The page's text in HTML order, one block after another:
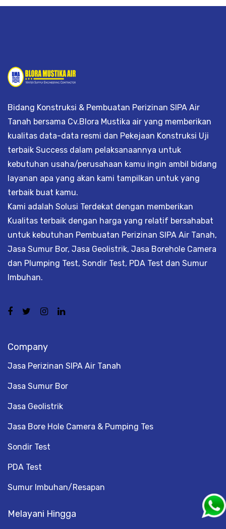
Bidang Konstruksi & Pembuatan Perizinan SIPA Air
Tanah bersama Cv.Blora Mustika air yang memberikan
kualitas data-data resmi dan Pekejaan Konstruksi Uji
terbaik Success dalam pelaksanaannya untuk
kebutuhan usaha/perusahaan kamu ingin ambil bidang
layanan apa yang akan kami tampilkan untuk yang
terbaik buat kamu.
Kami adalah Solusi Terdekat dengan memberikan
Kualitas terbaik dengan harga yang relatif bersahabat
untuk kebutuhan Pembuatan Perizinan SIPA Air Tanah,
Jasa Sumur Bor, Jasa Geolistrik, Jasa Borehole Camera
dan Plumping Test, Sondir Test, PDA Test dan Sumur
Imbuhan.
Company
Jasa Perizinan SIPA Air Tanah
Jasa Sumur Bor
Jasa Geolistrik
Jasa Bore Hole Camera & Pumping Tes
Sondir Test
PDA Test
Sumur Imbuhan/Resapan
Melayani Hingga